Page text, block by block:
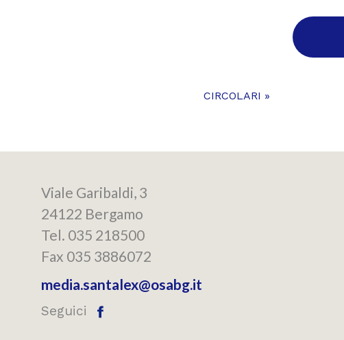
CIRCOLARI »
Viale Garibaldi, 3
24122 Bergamo
Tel. 035 218500
Fax 035 3886072
media.santalex@osabg.it
Seguici